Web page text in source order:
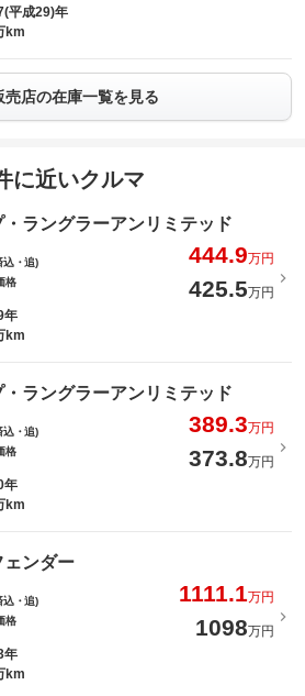
平成29)年
km
売店の在庫一覧を見る
に近いクルマ
・ラングラーアンリミテッド
込・追)
444.9万円
格
425.5万円
年
km
・ラングラーアンリミテッド
込・追)
389.3万円
格
373.8万円
年
km
ェンダー
込・追)
1111.1万円
格
1098万円
年
km